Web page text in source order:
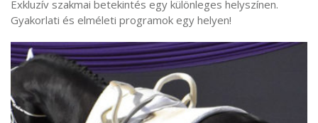
Exkluzív szakmai betekintés egy különleges helyszínen.
Gyakorlati és elméleti programok egy helyen!